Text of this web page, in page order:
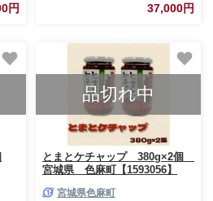
円 37,000円
品切れ中
とまとケチャップ 380g×2個
宮城県 色麻町【1593056】
宮城県色麻町